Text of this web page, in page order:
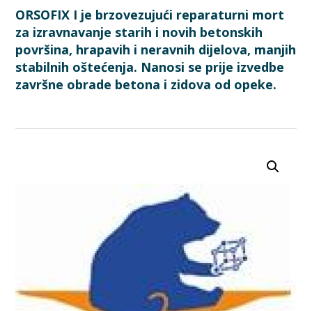
ORSOFIX I je brzovezujući reparaturni mort
za izravnavanje starih i novih betonskih
površina, hrapavih i neravnih dijelova, manjih
stabilnih oštećenja. Nanosi se prije izvedbe
završne obrade betona i zidova od opeke.